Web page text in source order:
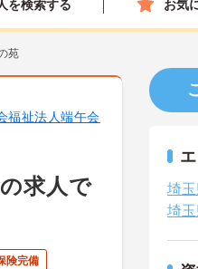
を検索する お気
苑
福祉法人端午会
求人で
険完備
埼
埼